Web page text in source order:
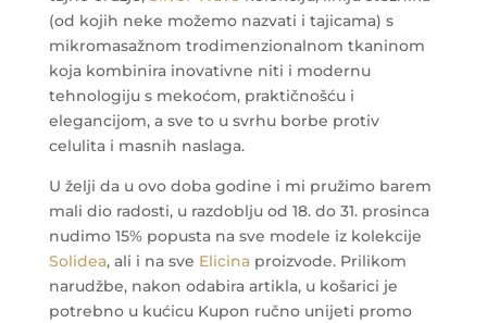
(od kojih neke možemo nazvati i tajicama) s
mikromasažnom trodimenzionalnom tkaninom
koja kombinira inovativne niti i modernu
tehnologiju s mekoćom, praktičnošću i
elegancijom, a sve to u svrhu borbe protiv
celulita i masnih naslaga.
U želji da u ovo doba godine i mi pružimo barem
mali dio radosti, u razdoblju od 18. do 31. prosinca
nudimo 15% popusta na sve modele iz kolekcije
Solidea, ali i na sve Elicinaproizvode. Prilikom
narudžbe, nakon odabira artikla, u košarici je
potrebno u kućicu Kupon ručno unijeti promo